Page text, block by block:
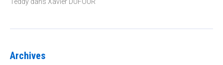
Teddy dans Xavier DUFOUR
Archives